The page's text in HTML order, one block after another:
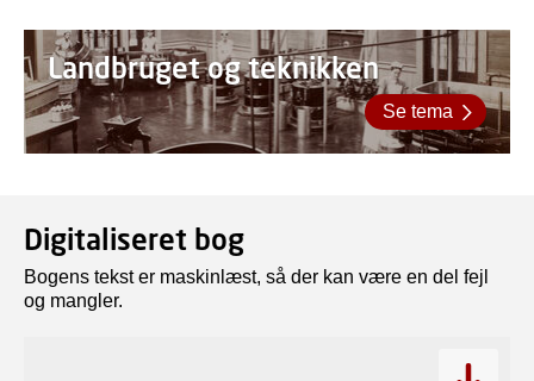
Landbruget og teknikken
Se tema
Digitaliseret bog
Bogens tekst er maskinlæst, så der kan være en del fejl
og mangler.